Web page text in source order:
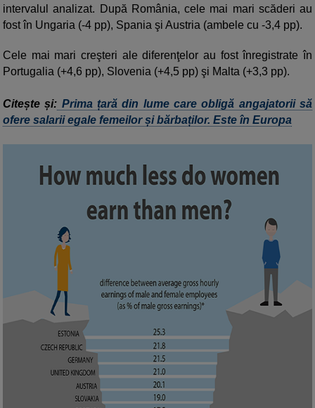
intervalul analizat. După România, cele mai mari scăderi au
fost în Ungaria (-4 pp), Spania şi Austria (ambele cu -3,4 pp).
Cele mai mari creşteri ale diferenţelor au fost înregistrate în
Portugalia (+4,6 pp), Slovenia (+4,5 pp) şi Malta (+3,3 pp).
Citește și: Prima țară din lume care obligă angajatorii să
ofere salarii egale femeilor și bărbaților. Este în Europa